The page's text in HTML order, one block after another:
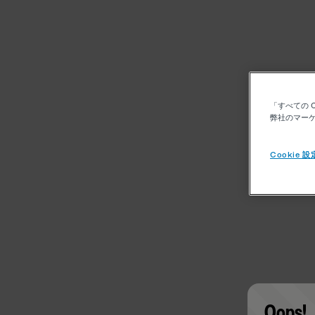
「すべての
弊社のマー
Cookie 設